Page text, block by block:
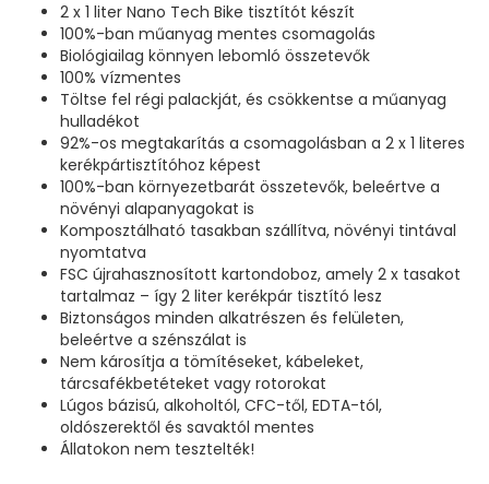
2 x 1 liter Nano Tech Bike tisztítót készít
100%-ban műanyag mentes csomagolás
Biológiailag könnyen lebomló összetevők
100% vízmentes
Töltse fel régi palackját, és csökkentse a műanyag
hulladékot
92%-os megtakarítás a csomagolásban a 2 x 1 literes
kerékpártisztítóhoz képest
100%-ban környezetbarát összetevők, beleértve a
növényi alapanyagokat is
Komposztálható tasakban szállítva, növényi tintával
nyomtatva
FSC újrahasznosított kartondoboz, amely 2 x tasakot
tartalmaz – így 2 liter kerékpár tisztító lesz
Biztonságos minden alkatrészen és felületen,
beleértve a szénszálat is
Nem károsítja a tömítéseket, kábeleket,
tárcsafékbetéteket vagy rotorokat
Lúgos bázisú, alkoholtól, CFC-től, EDTA-tól,
oldószerektől és savaktól mentes
Állatokon nem tesztelték!